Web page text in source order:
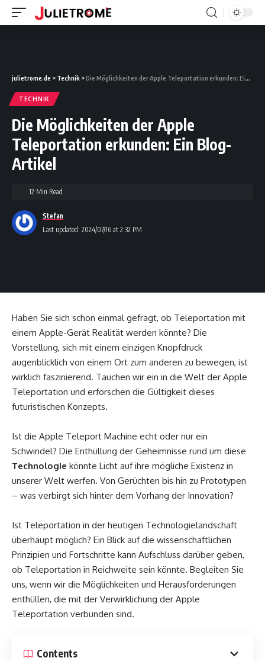
julietrome.de > Technik >Die Möglichkeiten der Apple Teleportation erkunden: Ein Blog-Artikel
TECHNIK
Die Möglichkeiten der Apple
Teleportation erkunden: Ein Blog-
Artikel
Last updated: 2024/07/16 at 2:32 PM
Stefan
12 Min Read
Haben Sie sich schon einmal gefragt, ob Teleportation mit
einem Apple-Gerät Realität werden könnte? Die
Vorstellung, sich mit einem einzigen Knopfdruck
augenblicklich von einem Ort zum anderen zu bewegen, ist
wirklich faszinierend. Tauchen wir ein in die Welt der Apple
Teleportation und erforschen die Gültigkeit dieses
futuristischen Konzepts.
Ist die Apple Teleport Machine echt oder nur ein
Schwindel? Die Enthüllung der Geheimnisse rund um diese
Technologie könnte Licht auf ihre mögliche Existenz in
unserer Welt werfen. Von Gerüchten bis hin zu Prototypen
– was verbirgt sich hinter dem Vorhang der Innovation?
Ist Teleportation in der heutigen Technologielandschaft
überhaupt möglich? Ein Blick auf die wissenschaftlichen
Prinzipien und Fortschritte kann Aufschluss darüber geben,
ob Teleportation in Reichweite sein könnte. Begleiten Sie
uns, wenn wir die Möglichkeiten und Herausforderungen
enthüllen, die mit der Verwirklichung der Apple
Teleportation verbunden sind.
Contents